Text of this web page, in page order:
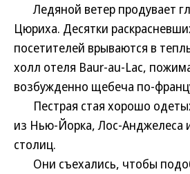
Ледяной ветер продувает
Цюриха. Десятки
посетителей врываются в
холл отеля Baur-au-Lac,
возбужденно щебеча по-
Пестрая стая хорошо
из Нью-Йорка, Лос-Анджелеса
столиц.
Они съехались, чтобы